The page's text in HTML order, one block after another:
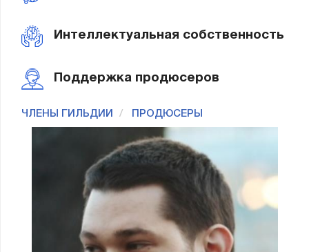
Интеллектуальная собственность
Поддержка продюсеров
ЧЛЕНЫ ГИЛЬДИИ ПРОДЮСЕРЫ